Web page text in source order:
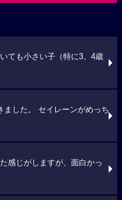
ても小さい子（特に3、4歳
した。 セイレーンがめっち
感じがしますが、面白かっ